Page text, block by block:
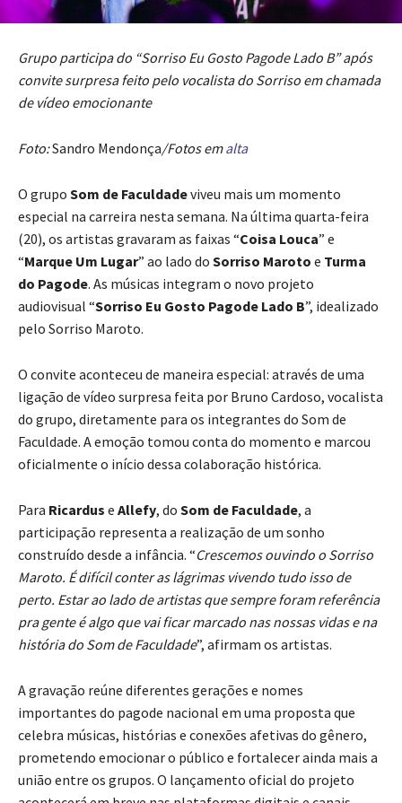
Grupo participa do “Sorriso Eu Gosto Pagode Lado B” após
convite surpresa feito pelo vocalista do Sorriso em chamada
de vídeo emocionante
Foto:Sandro Mendonça/Fotos emalta
O grupo Som de Faculdadeviveu mais um momento
especial na carreira nesta semana. Na última quarta-feira
(20), os artistas gravaram as faixas “Coisa Louca” e
“Marque Um Lugar” ao lado do Sorriso Maroto e Turma
do Pagode. As músicas integram o novo projeto
audiovisual “Sorriso Eu Gosto Pagode Lado B”, idealizado
pelo Sorriso Maroto.
O convite aconteceu de maneira especial: através de uma
ligação de vídeo surpresa feita por Bruno Cardoso, vocalista
do grupo, diretamente para os integrantes do Som de
Faculdade. A emoção tomou conta do momento e marcou
oficialmente o início dessa colaboração histórica.
Para Ricardus e Allefy, do Som de Faculdade, a
participação representa a realização de um sonho
construído desde a infância. “Crescemos ouvindo o Sorriso
Maroto. É difícil conter as lágrimas vivendo tudo isso de
perto. Estar ao lado de artistas que sempre foram referência
pra gente é algo que vai ficar marcado nas nossas vidas e na
história do Som de Faculdade”, afirmam os artistas.
A gravação reúne diferentes gerações e nomes
importantes do pagode nacional em uma proposta que
celebra músicas, histórias e conexões afetivas do gênero,
prometendo emocionar o público e fortalecer ainda mais a
união entre os grupos. O lançamento oficial do projeto